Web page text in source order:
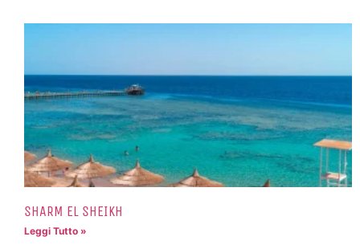
SHARM EL SHEIKH
Leggi Tutto »